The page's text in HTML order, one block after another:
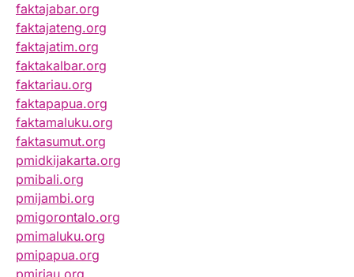
faktajabar.org
faktajateng.org
faktajatim.org
faktakalbar.org
faktariau.org
faktapapua.org
faktamaluku.org
faktasumut.org
pmidkijakarta.org
pmibali.org
pmijambi.org
pmigorontalo.org
pmimaluku.org
pmipapua.org